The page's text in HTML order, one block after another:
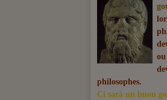
philosophes.
Ci sarà un buon